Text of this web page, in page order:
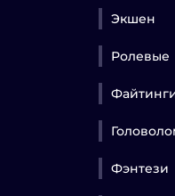
Экшен
Ролевые
Фэнтези